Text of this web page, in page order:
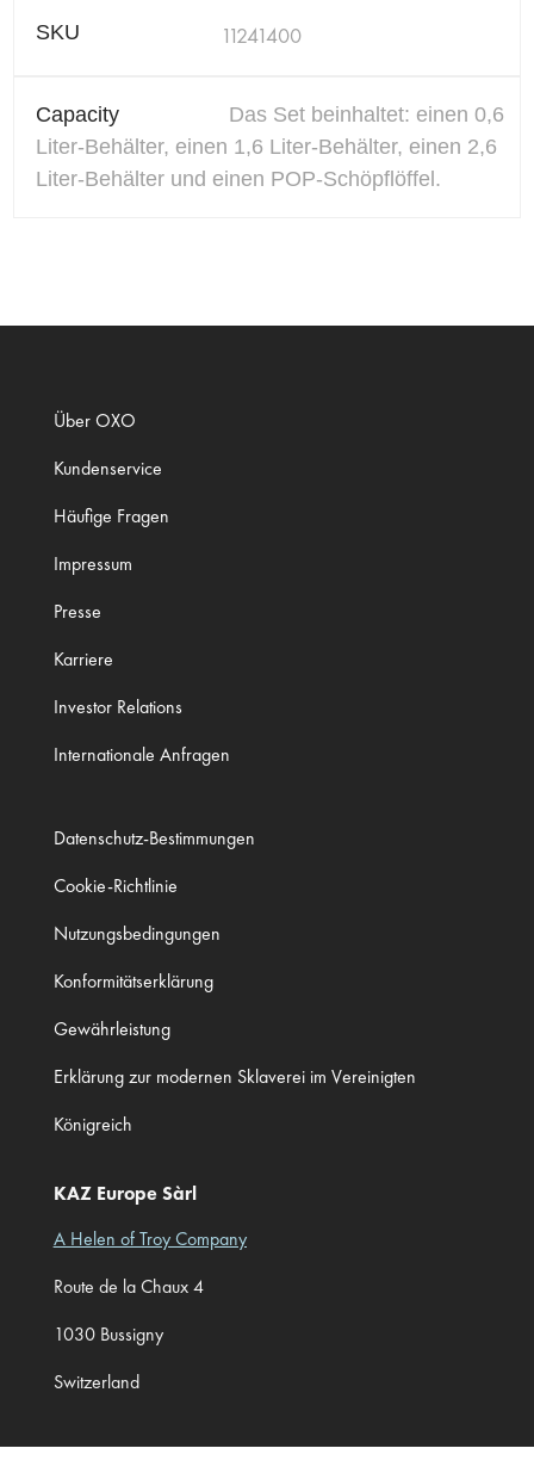
SKU 11241400
Capacity
Das Set beinhaltet: einen 0,6
Liter-Behälter, einen 1,6 Liter-Behälter, einen 2,6
Liter-Behälter und einen POP-Schöpflöffel.
Über OXO
Kundenservice
Häufige Fragen
Impressum
Presse
Karriere
Investor Relations
Internationale Anfragen
Datenschutz-Bestimmungen
Cookie-Richtlinie
Nutzungsbedingungen
Konformitätserklärung
Gewährleistung
Erklärung zur modernen Sklaverei im Vereinigten
Königreich
KAZ Europe Sàrl
A Helen of Troy Company
Route de la Chaux 4
1030 Bussigny
Switzerland